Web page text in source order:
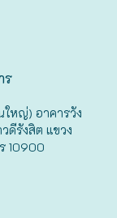
ร
ใหญ่) อาคารวัง
ดีรังสิต แขวง
10900